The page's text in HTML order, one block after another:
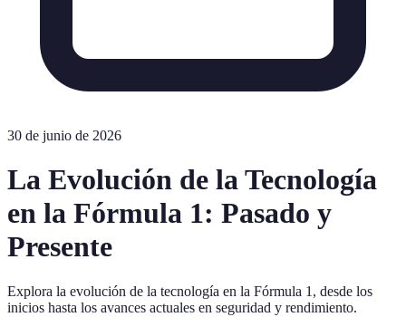
30 de junio de 2026
La Evolución de la Tecnología
en la Fórmula 1: Pasado y
Presente
Explora la evolución de la tecnología en la Fórmula 1, desde los
inicios hasta los avances actuales en seguridad y rendimiento.